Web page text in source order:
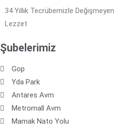
34 Yıllık Tecrübemizle Değişmeyen
Lezzet
Şubelerimiz
Gop
Yda Park
Antares Avm
Metromall Avm
Mamak Nato Yolu